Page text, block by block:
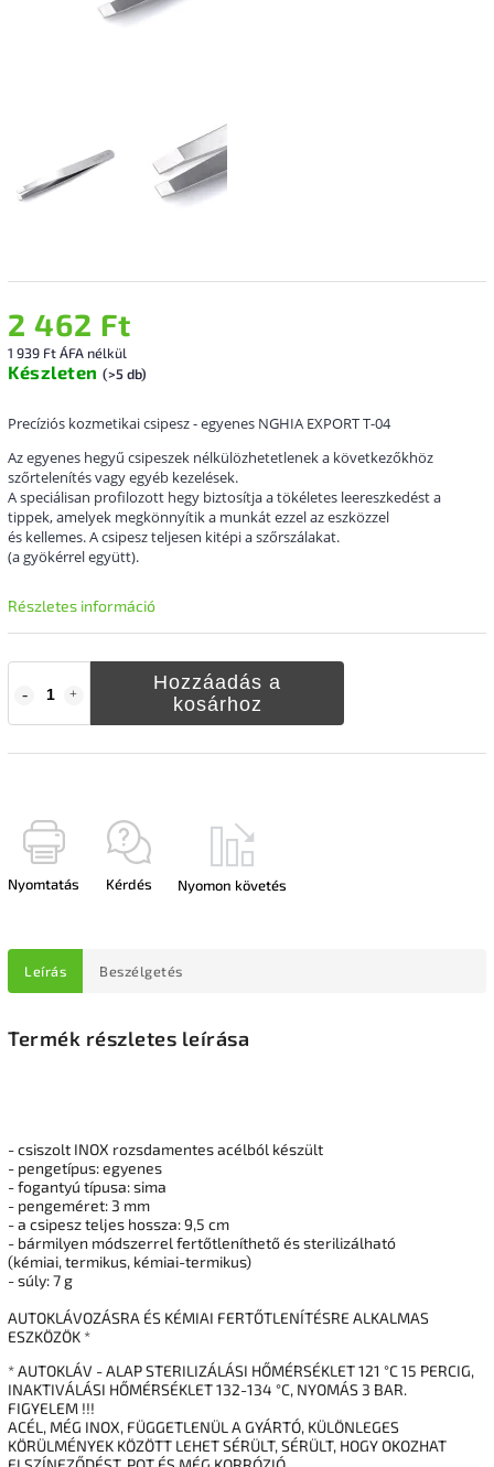
2 462 Ft
1 939 Ft ÁFA nélkül
Készleten (>5 db)
Hozzáadás a
kosárhoz
Precíziós kozmetikai csipesz - egyenes NGHIA EXPORT T-04
Az egyenes hegyű csipeszek nélkülözhetetlenek a következőkhöz
szőrtelenítés vagy egyéb kezelések.
A speciálisan profilozott hegy biztosítja a tökéletes leereszkedést a
tippek, amelyek megkönnyítik a munkát ezzel az eszközzel
és kellemes. A csipesz teljesen kitépi a szőrszálakat.
(a gyökérrel együtt).
Részletes információ
Nyomtatás Kérdés Nyomon követés
Leírás Beszélgetés
Termék részletes leírása
- csiszolt INOX rozsdamentes acélból készült
- pengetípus: egyenes
- fogantyú típusa: sima
- pengeméret: 3 mm
- a csipesz teljes hossza: 9,5 cm
- bármilyen módszerrel fertőtleníthető és sterilizálható
(kémiai, termikus, kémiai-termikus)
- súly: 7 g
AUTOKLÁVOZÁSRA ÉS KÉMIAI FERTŐTLENÍTÉSRE ALKALMAS
ESZKÖZÖK *
* AUTOKLÁV - ALAP STERILIZÁLÁSI HŐMÉRSÉKLET 121 °C 15 PERCIG,
INAKTIVÁLÁSI HŐMÉRSÉKLET 132-134 °C, NYOMÁS 3 BAR.
FIGYELEM !!!
ACÉL, MÉG INOX, FÜGGETLENÜL A GYÁRTÓ, KÜLÖNLEGES
KÖRÜLMÉNYEK KÖZÖTT LEHET SÉRÜLT, SÉRÜLT, HOGY OKOZHAT